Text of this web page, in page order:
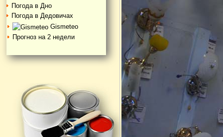
Погода в Дно
Погода в Дедовичах
Gismeteo
Прогноз на 2 недели